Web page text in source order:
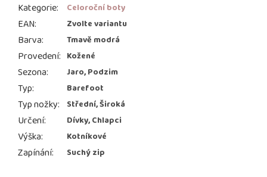
Kategorie: Celoroční boty
EAN: Zvolte variantu
Barva: Tmavě modrá
Provedení: Kožené
Sezona: Jaro, Podzim
Typ: Barefoot
Typ nožky: Střední, Široká
Určení: Dívky, Chlapci
Výška: Kotníkové
Zapínání: Suchý zip